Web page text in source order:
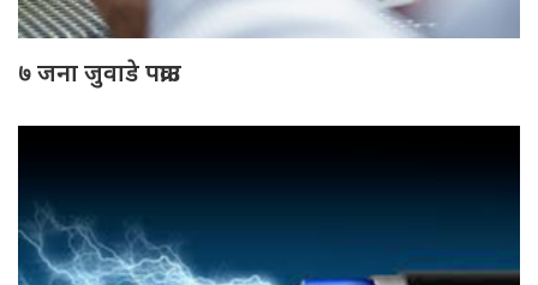
७ जना जुवाडे पक्राउ